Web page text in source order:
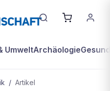
UmweltArchäologie
/ Artikel